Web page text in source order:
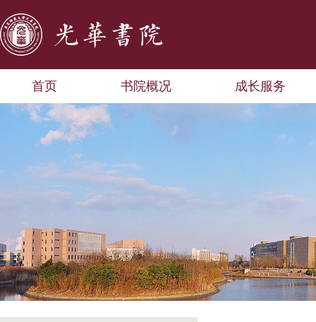
首页 书院概况 成长服务